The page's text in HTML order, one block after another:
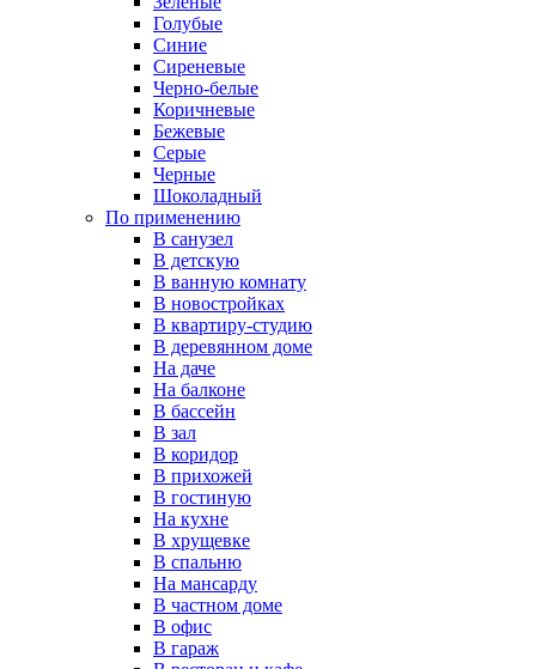
Голубые
Синие
Сиреневые
Черно-белые
Коричневые
Бежевые
Серые
Черные
Шоколадный
По применению
В санузел
В детскую
В ванную комнату
В новостройках
В квартиру-студию
В деревянном доме
На даче
На балконе
В бассейн
В зал
В коридор
В прихожей
В гостиную
На кухне
В хрущевке
В спальню
На мансарду
В частном доме
В офис
В гараж